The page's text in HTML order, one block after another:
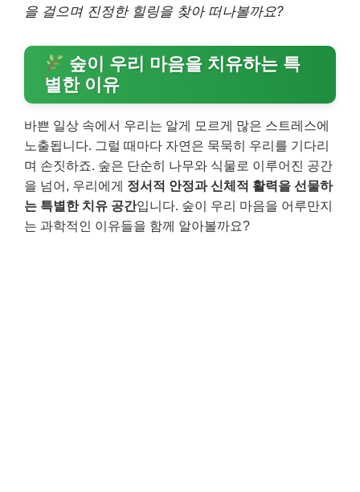
을 걸으며 진정한 힐링을 찾아 떠나볼까요?
숲이 우리 마음을 치유하는 특
별한 이유
바쁜 일상 속에서 우리는 알게 모르게 많은 스트레스에
노출됩니다. 그럴 때마다 자연은 묵묵히 우리를 기다리
며 손짓하죠. 숲은 단순히 나무와 식물로 이루어진 공간
을 넘어, 우리에게 정서적 안정과 신체적 활력을 선물하
는 특별한 치유 공간입니다. 숲이 우리 마음을 어루만지
는 과학적인 이유들을 함께 알아볼까요?